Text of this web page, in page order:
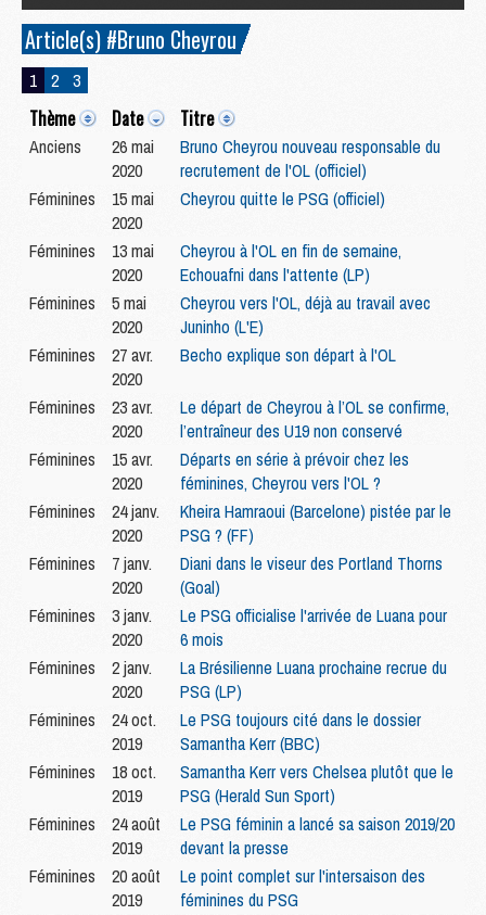
Article(s) #Bruno Cheyrou
1 2 3
Thème Date Titre
Anciens
26 mai
2020
Bruno Cheyrou nouveau responsable du
recrutement de l'OL (officiel)
Féminines
15 mai
2020
Cheyrou quitte le PSG (officiel)
Féminines
13 mai
2020
Cheyrou à l'OL en fin de semaine,
Echouafni dans l'attente (LP)
Féminines
5 mai
2020
Cheyrou vers l'OL, déjà au travail avec
Juninho (L'E)
Féminines
27 avr.
2020
Becho explique son départ à l'OL
Féminines
23 avr.
2020
Le départ de Cheyrou à l’OL se confirme,
l’entraîneur des U19 non conservé
Féminines
15 avr.
2020
Départs en série à prévoir chez les
féminines, Cheyrou vers l'OL ?
Féminines
24 janv.
2020
Kheira Hamraoui (Barcelone) pistée par le
PSG ? (FF)
Féminines
7 janv.
2020
Diani dans le viseur des Portland Thorns
(Goal)
Féminines
3 janv.
2020
Le PSG officialise l'arrivée de Luana pour
6 mois
Féminines
2 janv.
2020
La Brésilienne Luana prochaine recrue du
PSG (LP)
Féminines
24 oct.
2019
Le PSG toujours cité dans le dossier
Samantha Kerr (BBC)
Féminines
18 oct.
2019
Samantha Kerr vers Chelsea plutôt que le
PSG (Herald Sun Sport)
Féminines
24 août
2019
Le PSG féminin a lancé sa saison 2019/20
devant la presse
Féminines
20 août
2019
Le point complet sur l'intersaison des
féminines du PSG